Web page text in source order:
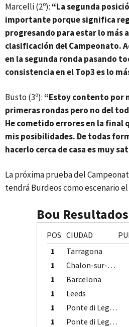
Marcelli (2º):“La segunda
importante porque significa
progresando para estar lo más
clasificación del Campeonato.
en la segunda ronda pasando
consistencia en el Top3 es lo
Busto (3º):“Estoy contento por
primeras rondas pero no del
He cometido errores en la final
mis posibilidades. De todas
hacerlo cerca de casa es muy
La próxima prueba del
tendrá Burdeos como escenario
Bou Resultados
POS CIUDAD
1
Tarragona
1
Chalon-sur-Saône
1
Barcelona
1
Leeds
1
Ponte di Legno
1
Ponte di Legno